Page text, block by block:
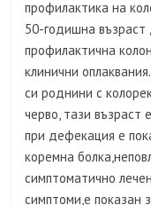
профилактика на
50-годишна
профилактична
клинични
си роднини с
черво, тази възраст
при дефекация е
коремна
симптоматично
симптоми,е показан